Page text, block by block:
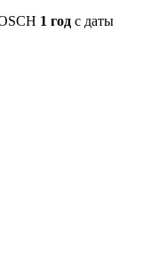
1 год с даты